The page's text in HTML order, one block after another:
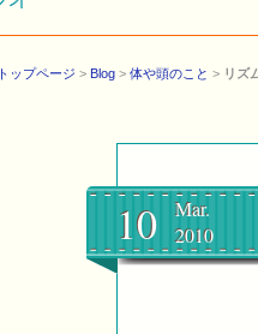
トップページ > Blog > 体や頭のこと > リズ
10
Mar.
2010